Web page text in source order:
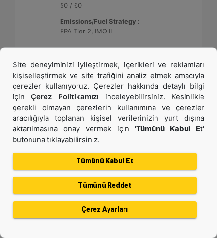
50 / 60
Emissions/Fuel Strategy :
EPA Tier 2, IMO II
C280-12
Power Range :
Site deneyiminizi iyileştirmek, içerikleri ve reklamları
kişiselleştirmek ve site trafiğini analiz etmek amacıyla
çerezler kullanıyoruz. Çerezler hakkında detaylı bilgi
için Çerez Politikamızı inceleyebilirsiniz. Kesinlikle
gerekli olmayan çerezlerin kullanımına ve çerezler
aracılığıyla toplanan kişisel verilerinizin yurt dışına
aktarılmasına onay vermek için'Tümünü Kabul Et'
butonuna tıklayabilirsiniz.
Tümünü Kabul Et
Tümünü Reddet
Çerez Ayarları